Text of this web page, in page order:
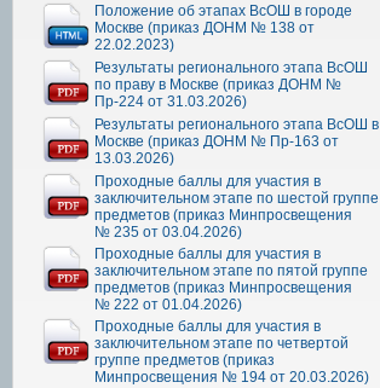
Положение об этапах ВсОШ в городе
Москве (приказ ДОНМ № 138 от
22.02.2023)
Результаты регионального этапа ВсОШ
по праву в Москве (приказ ДОНМ №
Пр-224 от 31.03.2026)
Результаты регионального этапа ВсОШ в
Москве (приказ ДОНМ № Пр-163 от
13.03.2026)
Проходные баллы для участия в
заключительном этапе по шестой группе
предметов (приказ Минпросвещения
№ 235 от 03.04.2026)
Проходные баллы для участия в
заключительном этапе по пятой группе
предметов (приказ Минпросвещения
№ 222 от 01.04.2026)
Проходные баллы для участия в
заключительном этапе по четвертой
группе предметов (приказ
Минпросвещения № 194 от 20.03.2026)